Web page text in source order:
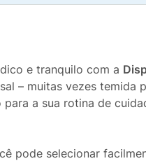
e tranquilo com a
– muitas vezes temida
a sua rotina de
pode selecionar